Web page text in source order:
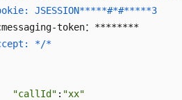
JSESSION*****#*#*****3
*/*
"callId" : "xx"